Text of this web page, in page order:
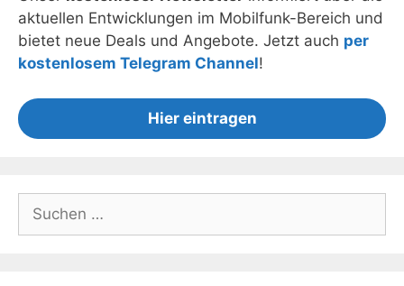
aktuellen Entwicklungen im Mobilfunk-Bereich und
bietet neue Deals und Angebote. Jetzt auch per
kostenlosem Telegram Channel!
Hier eintragen
nach: